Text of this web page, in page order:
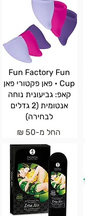
Fun Factory Fun
Cup • פאן פקטורי פאן
קאפ: גביעונית נוחה
אנטומית (2 גדלים
לבחירה)
החל מ-50 ₪